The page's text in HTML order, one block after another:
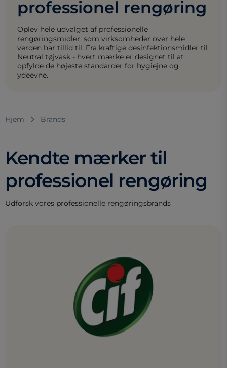
professionel rengøring
Oplev hele udvalget af professionelle
rengøringsmidler, som virksomheder over hele
verden har tillid til. Fra kraftige desinfektionsmidler til
Neutral tøjvask - hvert mærke er designet til at
opfylde de højeste standarder for hygiejne og
ydeevne.
Hjem Brands
Kendte mærker til
professionel rengøring
Udforsk vores professionelle rengøringsbrands